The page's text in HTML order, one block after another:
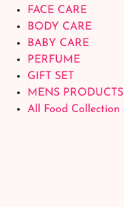
FACE CARE
BODY CARE
BABY CARE
PERFUME
GIFT SET
MENS PRODUCTS
All Food Collection